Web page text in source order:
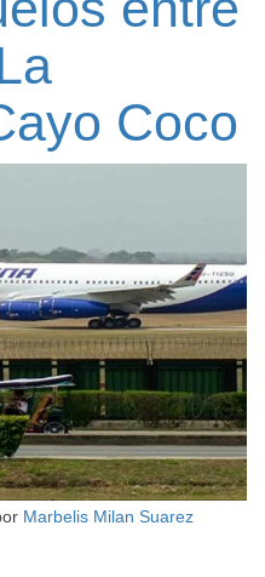
Coco
Marbelis Milan Suarez